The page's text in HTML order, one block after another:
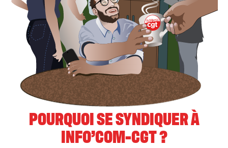
POURQUOI SE SYNDIQUER À
INFO’COM-CGT ?